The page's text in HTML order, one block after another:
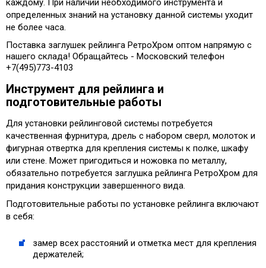
каждому. При наличии необходимого инструмента и
определенных знаний на установку данной системы уходит
не более часа.
Поставка заглушек рейлинга РетроХром оптом напрямую с
нашего склада! Обращайтесь - Московский телефон
+7(495)773-4103
Инструмент для рейлинга и
подготовительные работы
Для установки рейлинговой системы потребуется
качественная фурнитура, дрель с набором сверл, молоток и
фигурная отвертка для крепления системы к полке, шкафу
или стене. Может пригодиться и ножовка по металлу,
обязательно потребуется заглушка рейлинга РетроХром для
придания конструкции завершенного вида.
Подготовительные работы по установке рейлинга включают
в себя:
замер всех расстояний и отметка мест для крепления
держателей;